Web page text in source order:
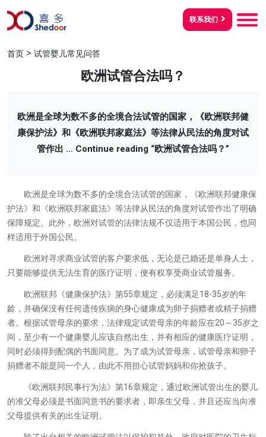
联系我们
首页 > 试管婴儿常见问答
欧洲试管合法吗？
欧洲是全球为数不多的全境合法试管的国家，《欧洲联邦健
康保护法》和《欧洲联邦家庭法》等法律从民法的角度对试
管作出 … Continue reading “欧洲试管合法吗？”
欧洲是全球为数不多的全境合法试管的国家，《欧洲联邦健康保
护法》和《欧洲联邦家庭法》等法律从民法的角度对试管作出了明确
保障规定。此外，欧洲对试管的法律法规不仅适用于本国公民，也同
样适用于外国公民。
欧洲对寻求商业试管的客户要求低，无论是已婚还是单身人士，
只要能够提供无法生育的医疗证明，便有权享受商业试管服务。
欧洲联邦《健康保护法》第55章规定，必须满足18-35岁的年
龄，并确保没有任何遗传疾病的身心健康成为卵子捐赠者或精子捐赠
者。根据试管母亲的要求，法律规定试管母亲的年龄应在20～35岁之
间，至少有一个健康婴儿应该自然出生，并有相应的健康医疗证明，
同时必须得到配偶的书面同意。为了成为试管母亲，试管母亲和卵子
捐赠者不能是同一个人，由此不用担心试管妈妈和你抢孩子。
《欧洲联邦民事行为法》第16章规定，通过欧洲试管出生的婴儿
的准父母必须是书面同意书的要求者，即亲生父母，并且还应当向准
父母提供有关的出生证明。